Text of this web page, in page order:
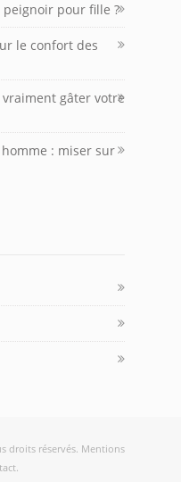
pour fille ?
le confort des
gâter votre
homme : miser sur
droits réservés. Mentions
.